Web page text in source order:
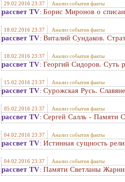
29.02.2016 23:37 Анализ события факты
рассвет TV: Борис Миронов о
18.02.2016 23:37 Анализ события факты
рассвет TV: Виталий Сундаков.
18.02.2016 23:37 Анализ события факты
рассвет TV: Георгий Сидоров. Суть
15.02.2016 23:37 Анализ события факты
рассвет TV: Сурожская Русь.
05.02.2016 23:37 Анализ события факты
рассвет TV: Сергей Салль - Памяти
04.02.2016 23:37 Анализ события факты
рассвет TV: Истинная сущность
04.02.2016 23:37 Анализ события факты
рассвет TV: Памяти Светланы